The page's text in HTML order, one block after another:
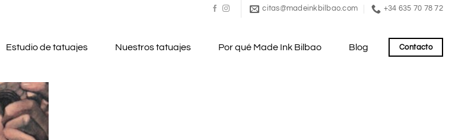
citas@madeinkbilbao.com +34 635 70 78 72
Estudio de tatuajes Nuestros tatuajes Por qué Made Ink Bilbao Blog Contacto